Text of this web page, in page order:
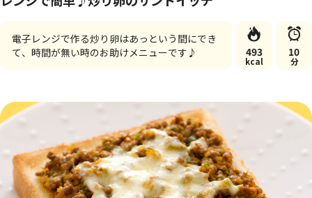
電子レンジで作る炒り卵はあっという間にでき
て、時間が無い時のお助けメニューです♪
493
kcal
10
分